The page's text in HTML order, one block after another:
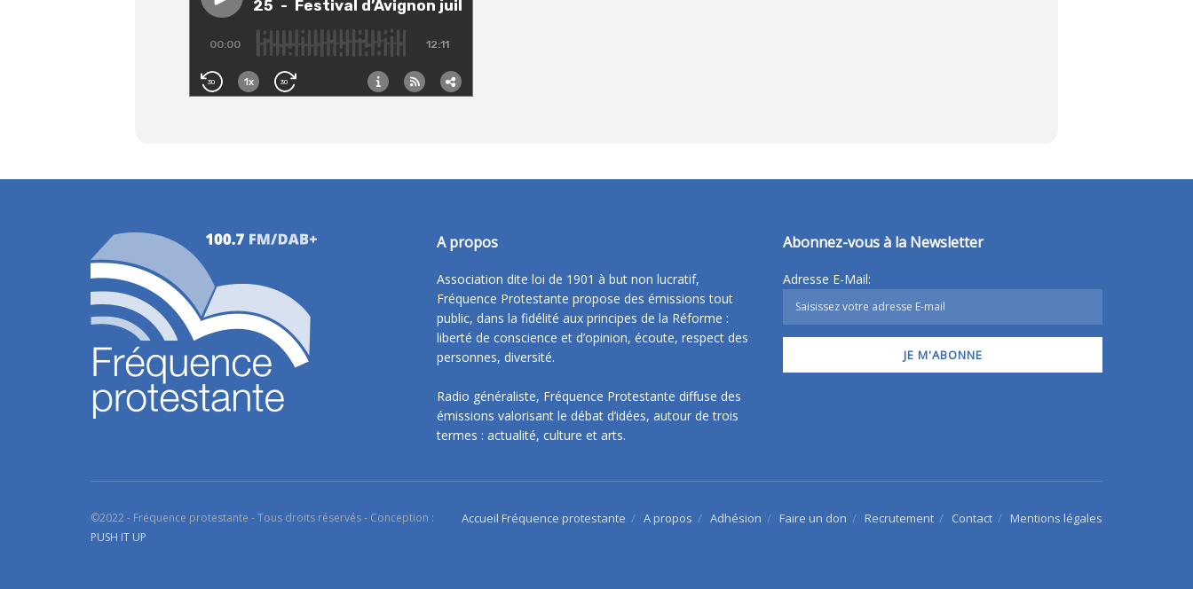
A propos
Association dite loi de 1901 à but non lucratif,
Fréquence Protestante propose des émissions tout
public, dans la fidélité aux principes de la Réforme :
liberté de conscience et d’opinion, écoute, respect des
personnes, diversité.
Radio généraliste, Fréquence Protestante diffuse des
émissions valorisant le débat d’idées, autour de trois
termes : actualité, culture et arts.
Abonnez-vous à la Newsletter
Adresse E-Mail:
Accueil Fréquence protestante A propos Adhésion Faire un don Recrutement Contact Mentions légales
©2022 - Fréquence protestante - Tous droits réservés - Conception :
PUSH IT UP